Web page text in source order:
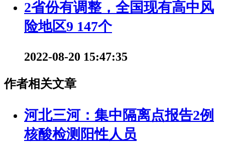
2省份有调整，全国现有高中风
险地区9 147个
2022-08-20 15:47:35
作者相关文章
河北三河：集中隔离点报告2例
核酸检测阳性人员